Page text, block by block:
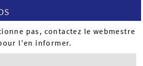
pas, contactez le webmestre
l'en informer.